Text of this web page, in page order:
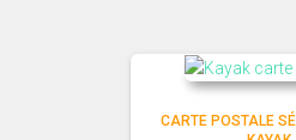
CARTE POSTALE